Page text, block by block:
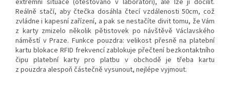
extrémní situace (otestováno v laboratoři), ale lze jí docílit.
Reálně stačí, aby čtečka dosáhla čtecí vzdálenosti 50cm, což
zvládne i kapesní zařízení, a pak se nestačíte divit tomu, že Vám
z karty zmizelo několik pětistovek po návštěvě Václavského
náměstí v Praze. Funkce pouzdra: velikost přesně na platební
kartu blokace RFID frekvencí zablokuje přečtení bezkontaktního
čipu platební karty pro platbu v obchodě je třeba kartu
z pouzdra alespoň částečně vysunout, nejlépe vyjmout.